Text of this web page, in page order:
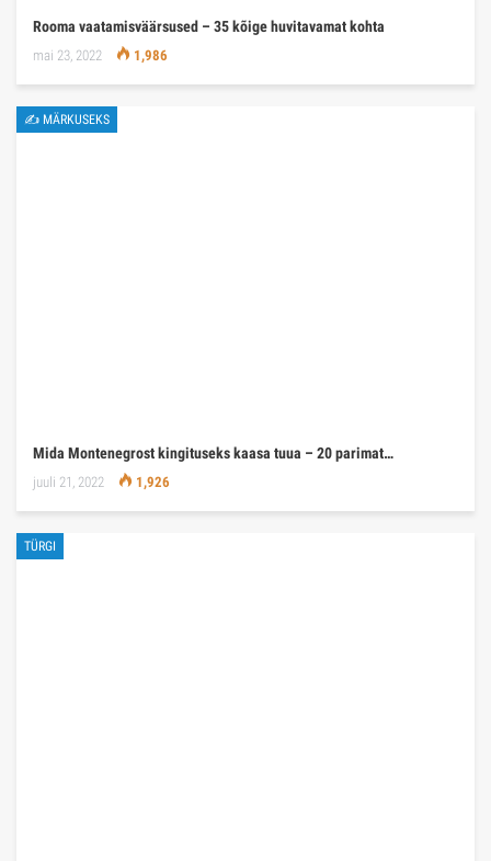
Rooma vaatamisväärsused – 35 kõige huvitavamat kohta
mai 23, 2022 1,986
✍ MÄRKUSEKS
Mida Montenegrost kingituseks kaasa tuua – 20 parimat…
juuli 21, 2022 1,926
TÜRGI